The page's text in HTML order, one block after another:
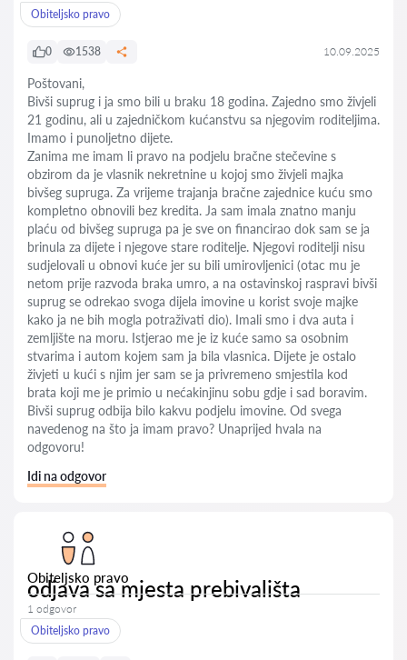
Obiteljsko pravo
0 1538 10.09.2025
Poštovani,
Bivši suprug i ja smo bili u braku 18 godina. Zajedno smo živjeli
21 godinu, ali u zajedničkom kućanstvu sa njegovim roditeljima.
Imamo i punoljetno dijete.
Zanima me imam li pravo na podjelu bračne stečevine s
obzirom da je vlasnik nekretnine u kojoj smo živjeli majka
bivšeg supruga. Za vrijeme trajanja bračne zajednice kuću smo
kompletno obnovili bez kredita. Ja sam imala znatno manju
plaću od bivšeg supruga pa je sve on financirao dok sam se ja
brinula za dijete i njegove stare roditelje. Njegovi roditelji nisu
sudjelovali u obnovi kuće jer su bili umirovljenici (otac mu je
netom prije razvoda braka umro, a na ostavinskoj raspravi bivši
suprug se odrekao svoga dijela imovine u korist svoje majke
kako ja ne bih mogla potraživati dio). Imali smo i dva auta i
zemljište na moru. Istjerao me je iz kuće samo sa osobnim
stvarima i autom kojem sam ja bila vlasnica. Dijete je ostalo
živjeti u kući s njim jer sam se ja privremeno smjestila kod
brata koji me je primio u nećakinjinu sobu gdje i sad boravim.
Bivši suprug odbija bilo kakvu podjelu imovine. Od svega
navedenog na što ja imam pravo? Unaprijed hvala na
odgovoru!
Idi na odgovor
Obiteljsko pravo
odjava sa mjesta prebivališta
1 odgovor
Obiteljsko pravo